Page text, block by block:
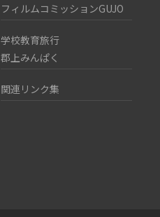
フィルムコミッションGUJO
学校教育旅行
郡上みんぱく
関連リンク集